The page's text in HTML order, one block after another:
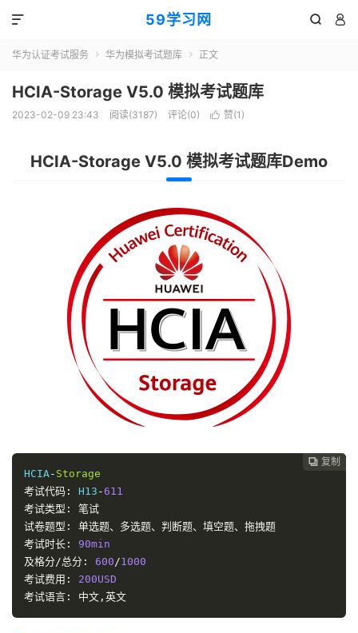
59学习网  

华为认证考试服务  华为模拟考试题库  正文
HCIA-Storage V5.0 模拟考试题库
2023-02-09 23:43 阅读(3187) 评论(0)  赞(1 )
HCIA-Storage V5.0 模拟考试题库Demo
 复制
 复制
 复制
 复制
 复制
 复制
 复制
HCIA- Storage
考试代码:
H13 -611
考试类型:
笔试
试卷题型:
单选题、多选题、判断题、填空题、拖拽题
考试时长:
90min
及格分/总分:
600/1000
考试费用:
200USD
考试语言:
中文,英文